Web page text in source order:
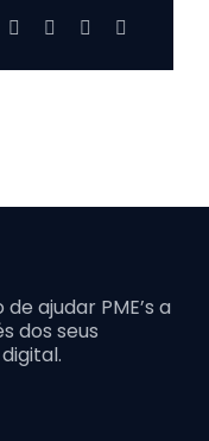
Pinterest Xing
ajudar PME’s a
dos seus